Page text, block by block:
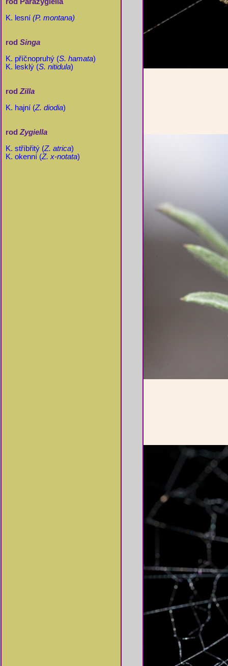
K. lesní (P. montana)
rod Singa
K. příčnopruhý (S. hamata)
K. lesklý (S. nitidula)
rod Zilla
K. hajní (Z. diodia)
rod Zygiella
K. stříbřitý (Z. atrica)
K. okenní (Z. x-notata)